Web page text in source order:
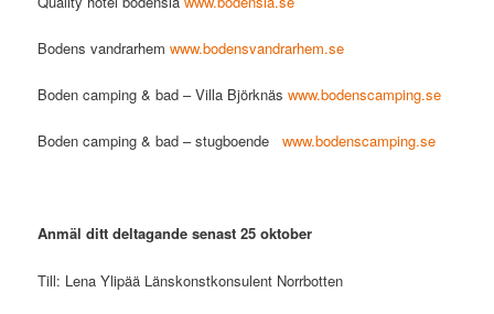
Bodens vandrarhemwww.bodensvandrarhem.se
Boden camping & bad – Villa Björknäswww.bodenscamping.se
Boden camping & bad – stugboendewww.bodenscamping.se
Anmäl ditt deltagande senast 25 oktober
Till: Lena Ylipää Länskonstkonsulent Norrbotten